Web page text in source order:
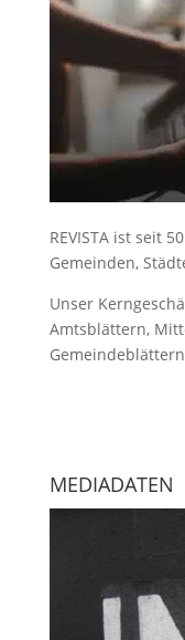
REVISTA ist seit
Gemeinden,
Unser
Amtsblättern,
Gemeindeblättern
MEDIADATEN